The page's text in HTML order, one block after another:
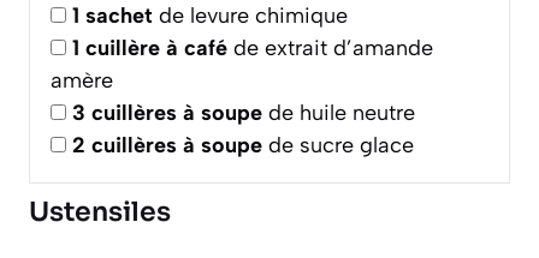
1 sachet de levure chimique
1 cuillère à café de extrait d’amande
amère
3 cuillères à soupe de huile neutre
2 cuillères à soupe de sucre glace
Ustensiles